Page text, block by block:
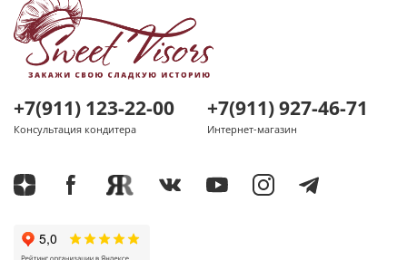
+7(911) 123-22-00
Консультация кондитера
+7(911) 927-46-71
Интернет-магазин